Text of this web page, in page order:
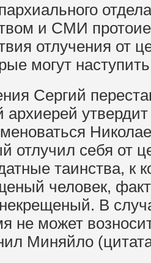
и СМИ
отлучения от
могут
Сергий
отлучил себя от
таинства, к
человек,
В
не может
Миняйло